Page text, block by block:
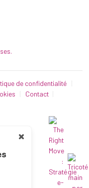
de confidentialité
Contact